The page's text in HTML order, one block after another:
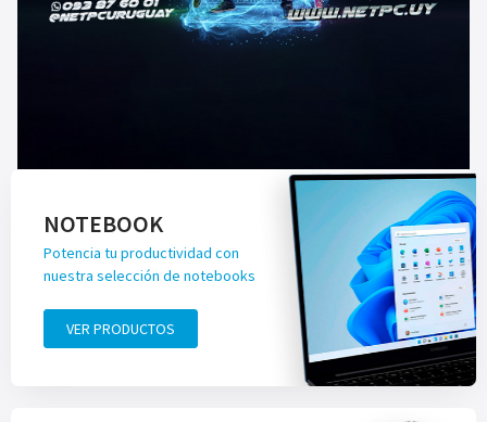
NOTEBOOK
Potencia tu productividad con
nuestra selección de notebooks
VER PRODUCTOS